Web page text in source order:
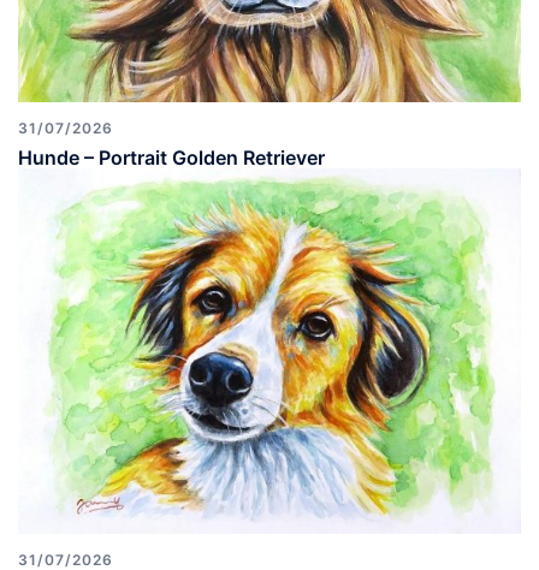
31/07/2026
Hunde – Portrait Golden Retriever
31/07/2026